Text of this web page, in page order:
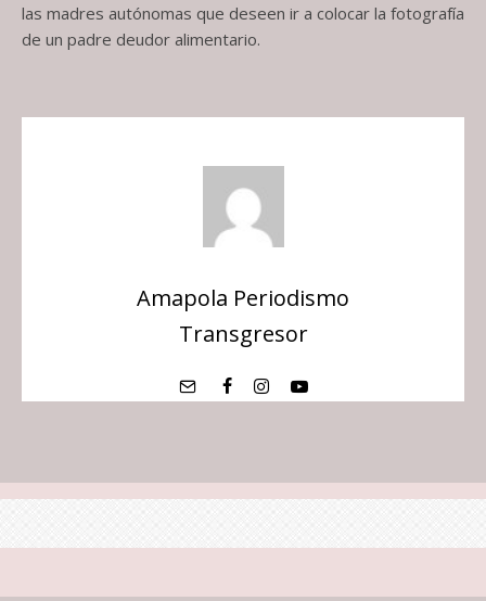
las madres autónomas que deseen ir a colocar la fotografía
de un padre deudor alimentario.
Amapola Periodismo
Transgresor